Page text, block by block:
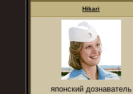
Hikari
японский дознаватель